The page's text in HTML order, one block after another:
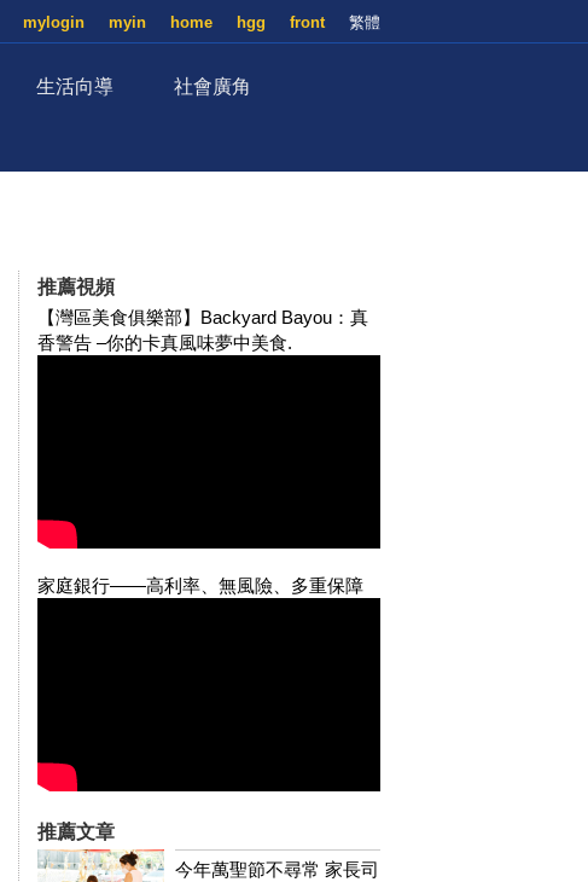
繁體
front
hgg
home
myin
mylogin
生活向導 社會廣角
推薦視頻
【灣區美食俱樂部】Backyard Bayou：真
香警告 –你的卡真風味夢中美食.
家庭銀行——高利率、無風險、多重保障
推薦文章
今年萬聖節不尋常 家長司